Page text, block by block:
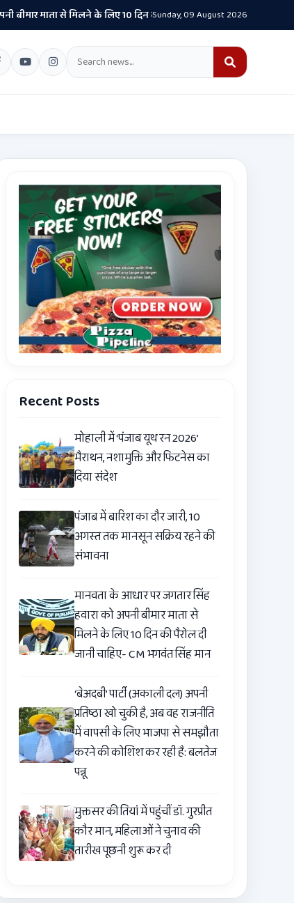
से मिलने के लिए 10 दिन की पैरोल दी जानी चाहिए- CM भगवंत सिंह मान
Sunday, 09 August 2026
Recent Posts
मोहाली में ‘पंजाब यूथ रन 2026’
मैराथन, नशामुक्ति और फिटनेस का
दिया संदेश
पंजाब में बारिश का दौर जारी, 10
अगस्त तक मानसून सक्रिय रहने की
संभावना
मानवता के आधार पर जगतार सिंह
हवारा को अपनी बीमार माता से
मिलने के लिए 10 दिन की पैरोल दी
जानी चाहिए- CM भगवंत सिंह मान
‘बेअदबी’ पार्टी (अकाली दल) अपनी
प्रतिष्ठा खो चुकी है, अब वह राजनीति
में वापसी के लिए भाजपा से समझौता
करने की कोशिश कर रही है: बलतेज
पन्नू
मुक्तसर की तियां में पहुंचीं डॉ. गुरप्रीत
कौर मान, महिलाओं ने चुनाव की
तारीख पूछनी शुरू कर दी